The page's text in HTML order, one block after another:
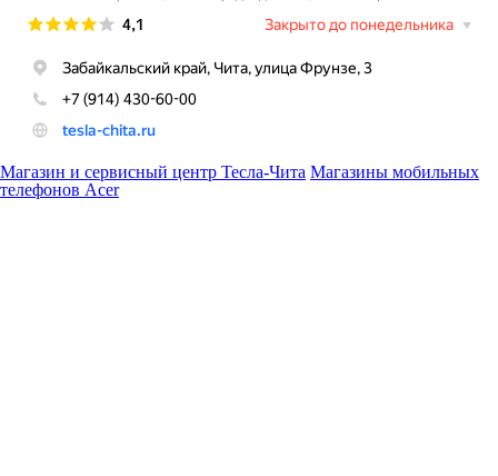
Магазин и сервисный центр Тесла-Чита Магазины мобильных
телефонов Acer